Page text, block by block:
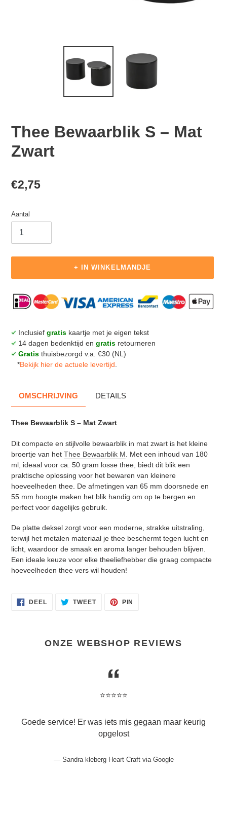
Thee Bewaarblik S – Mat
Zwart
Normale
€2,75
Aantal
+ IN WINKELMANDJE
Product
toegevoegen
winkelmandje
Inclusief gratis kaartje met je eigen tekst
14 dagen bedenktijd en gratis retourneren
Gratis thuisbezorgd v.a. €30 (NL)
*Bekijk hier de actuele levertijd
OMSCHRIJVING DETAILS
Thee Bewaarblik S – Mat Zwart
Dit compacte en stijlvolle bewaarblik in mat zwart is het kleine
broertje van het Thee Bewaarblik M . Met een inhoud van 180
ml, ideaal voor ca. 50 gram losse thee, biedt dit blik een
praktische oplossing voor het bewaren van kleinere
hoeveelheden thee. De afmetingen van 65 mm doorsnede en
55 mm hoogte maken het blik handig om op te bergen en
perfect voor dagelijks gebruik.
De platte deksel zorgt voor een moderne, strakke uitstraling,
terwijl het metalen materiaal je thee beschermt tegen lucht en
licht, waardoor de smaak en aroma langer behouden blijven.
Een ideale keuze voor elke theeliefhebber die graag compacte
hoeveelheden thee vers wil houden!
DEEL DELEN TWEETTWEET
PIN
ONZE WEBSHOP REVIEWS
⭐️⭐️⭐️⭐️⭐️
Goede service! Er was iets mis gegaan maar keurig
opgelost
Sandra kleberg Heart Craft via Google